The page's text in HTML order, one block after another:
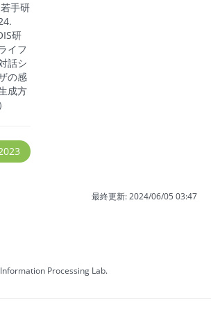
手研
研
イフ
話シ
の感
成方
最終更新: 2024/06/05 03:47
Processing Lab.